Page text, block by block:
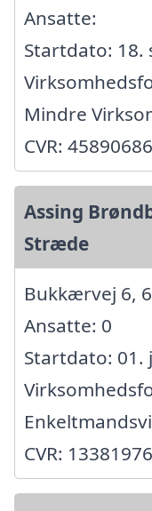
Ansatte:
Startdato: 18.
Mindre
CVR: 45890686
Assing
Stræde
Bukkærvej 6,
Ansatte: 0
Startdato: 01.
CVR: 13381976